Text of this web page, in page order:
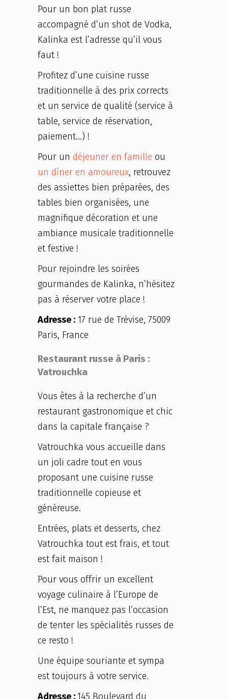
Pour un bon plat russe
accompagné d’un shot de Vodka,
Kalinka est l’adresse qu’il vous
faut !
Profitez d’une cuisine russe
traditionnelle à des prix corrects
et un service de qualité (service à
table, service de réservation,
paiement…) !
Pour un déjeuner en famille ou
un dîner en amoureux, retrouvez
des assiettes bien préparées, des
tables bien organisées, une
magnifique décoration et une
ambiance musicale traditionnelle
et festive !
Pour rejoindre les soirées
gourmandes de Kalinka, n’hésitez
pas à réserver votre place !
Adresse : 17 rue de Trévise, 75009
Paris, France
Restaurant russe à Paris :
Vatrouchka
Vous êtes à la recherche d’un
restaurant gastronomique et chic
dans la capitale française ?
Vatrouchka vous accueille dans
un joli cadre tout en vous
proposant une cuisine russe
traditionnelle copieuse et
généreuse.
Entrées, plats et desserts, chez
Vatrouchka tout est frais, et tout
est fait maison !
Pour vous offrir un excellent
voyage culinaire à l’Europe de
l’Est, ne manquez pas l’occasion
de tenter les spécialités russes de
ce resto !
Une équipe souriante et sympa
est toujours à votre service.
Adresse :145 Boulevard du